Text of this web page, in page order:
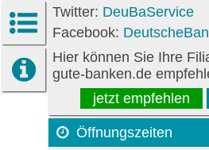
Twitter: DeuBaService
Facebook:
Hier können Sie Ihre
gute-banken.de
jetzt empfehlen
Öffnungszeiten